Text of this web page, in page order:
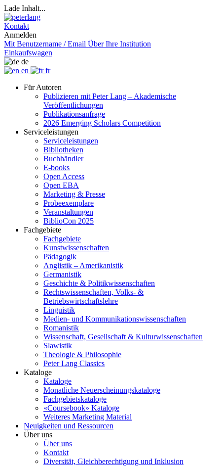
Lade Inhalt...
Kontakt
Anmelden
Mit Benutzername / Email Über Ihre Institution
Einkaufswagen
de
en
fr
Für Autoren
Publizieren mit Peter Lang – Akademische
Veröffentlichungen
Publikationsanfrage
2026 Emerging Scholars Competition
Serviceleistungen
Serviceleistungen
Bibliotheken
Buchhändler
E-books
Open Access
Open EBA
Marketing & Presse
Probeexemplare
Veranstaltungen
BiblioCon 2025
Fachgebiete
Fachgebiete
Kunstwissenschaften
Pädagogik
Anglistik – Amerikanistik
Germanistik
Geschichte & Politikwissenschaften
Rechtswissenschaften, Volks- &
Betriebswirtschaftslehre
Linguistik
Medien- und Kommunikationswissenschaften
Romanistik
Wissenschaft, Gesellschaft & Kulturwissenschaften
Slawistik
Theologie & Philosophie
Peter Lang Classics
Kataloge
Kataloge
Monatliche Neuerscheinungskataloge
Fachgebietskataloge
«Coursebook» Kataloge
Weiteres Marketing Material
Neuigkeiten und Ressourcen
Über uns
Über uns
Kontakt
Diversität, Gleichberechtigung und Inklusion